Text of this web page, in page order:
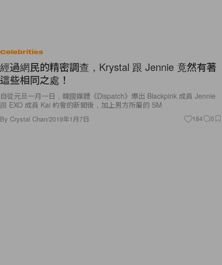
Celebrities
經過網民的精密調查，Krystal 跟 Jennie 竟然有著
這些相同之處！
自從元旦一月一日，韓國媒體《Dispatch》爆出 Blackpink 成員 Jennie
跟 EXO 成員 Kai 約會的新聞後，加上男方所屬的 SM
By Crystal Chan/2019年1月7日 184 0